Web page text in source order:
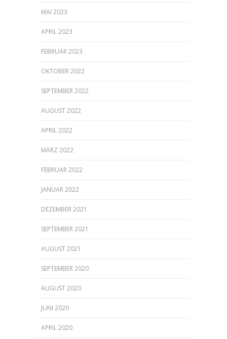
MAI 2023
APRIL 2023
FEBRUAR 2023
OKTOBER 2022
SEPTEMBER 2022
AUGUST 2022
APRIL 2022
MÄRZ 2022
FEBRUAR 2022
JANUAR 2022
DEZEMBER 2021
SEPTEMBER 2021
AUGUST 2021
SEPTEMBER 2020
AUGUST 2020
JUNI 2020
APRIL 2020